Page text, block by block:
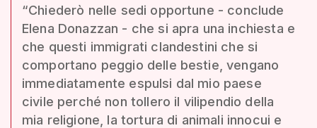
“Chiederò nelle sedi opportune - conclude
Elena Donazzan - che si apra una inchiesta e
che questi immigrati clandestini che si
comportano peggio delle bestie, vengano
immediatamente espulsi dal mio paese
civile perché non tollero il vilipendio della
mia religione, la tortura di animali innocui e